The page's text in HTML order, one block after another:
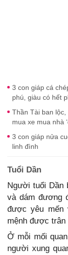
3 con giáp cá
phú, giàu có hết
Thần Tài ban lộc,
mua xe mua nhà
3 con giáp nửa
linh đình
Tuổi Dần
Người tuổi Dần
và dám đương
được yêu
mệnh được
Ở mỗi mối
người xung